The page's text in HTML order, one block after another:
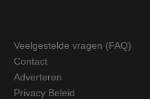
Veelgestelde vragen (FAQ)
Contact
Adverteren
Privacy Beleid